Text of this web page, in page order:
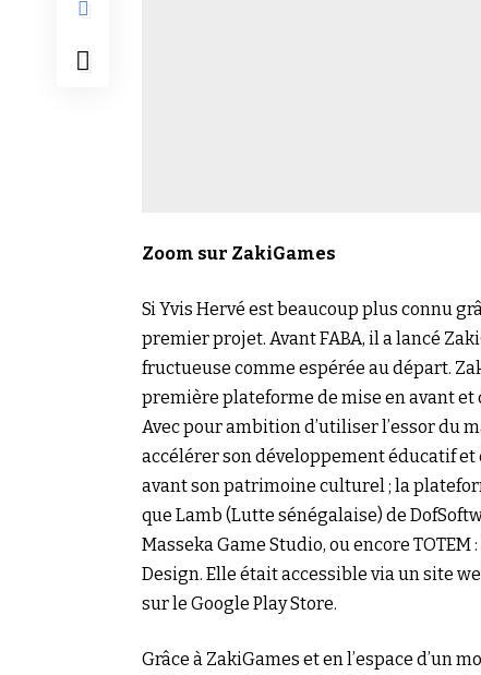
Zoom sur ZakiGames
Si Yvis Hervé est beaucoup plus connu
premier projet. Avant FABA, il a lancé
fructueuse comme espérée au départ.
première plateforme de mise en avant
Avec pour ambition d’utiliser l’essor du
accélérer son développement éducatif
avant son patrimoine culturel ; la
que Lamb (Lutte sénégalaise) de
Masseka Game Studio, ou encore
Design. Elle était accessible via un site
sur le Google Play Store.
Grâce à ZakiGames et en l’espace d’un